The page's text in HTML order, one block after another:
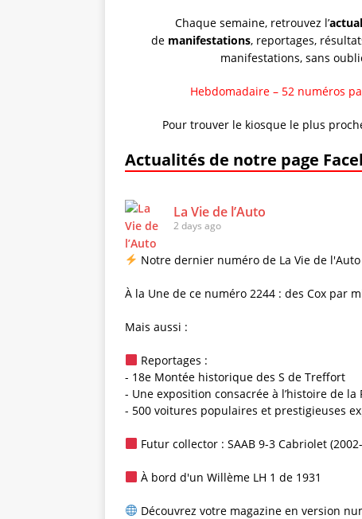
Chaque semaine, retrouvez l’
de manifestations, reportages,
manifestations, sans
Hebdomadaire – 52 numéros
Pour trouver le kiosque le plus
Actualités de notre page
La Vie de l’Auto
2 days ago
Notre dernier numéro de La Vie de
À la Une de ce numéro 2244 : des Cox par
Mais aussi :
Reportages :
- 18e Montée historique des S de Treffort
- Une exposition consacrée à l’histoire de la
- 500 voitures populaires et prestigieuses
Futur collector : SAAB 9-3 Cabriolet
À bord d'un Willème LH 1 de 1931
Découvrez votre magazine en version